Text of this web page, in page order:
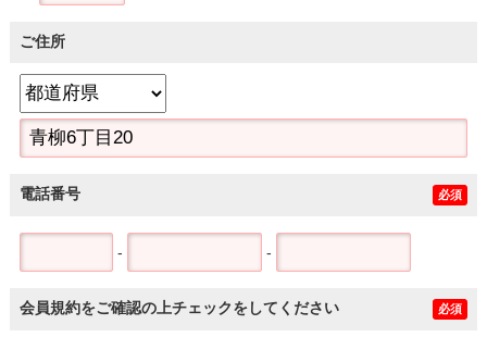
ご住所
電話番号 必須
- -
会員規約をご確認の上チェックをしてください 必須